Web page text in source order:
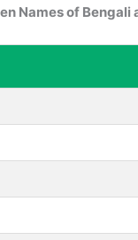
Names of Bengali